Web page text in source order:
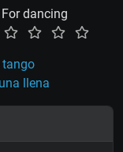
For dancing
tango
llena